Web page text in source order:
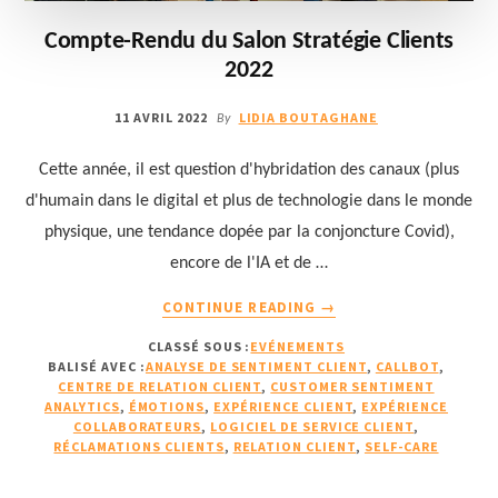
Compte-Rendu du Salon Stratégie Clients
2022
11 AVRIL 2022 By LIDIA BOUTAGHANE
Cette année, il est question d'hybridation des canaux (plus
d'humain dans le digital et plus de technologie dans le monde
physique, une tendance dopée par la conjoncture Covid),
encore de l'IA et de …
CONTINUE READING
RENDU
DU
SALON
STRATÉGIE
CLIENTS
→
CLASSÉ SOUS : EVÉNEMENTS
BALISÉ AVEC :ANALYSE DE SENTIMENT CLIENT, CALLBOT,
CENTRE DE RELATION CLIENT, CUSTOMER SENTIMENT
ANALYTICS, ÉMOTIONS, EXPÉRIENCE CLIENT, EXPÉRIENCE
COLLABORATEURS, LOGICIEL DE SERVICE CLIENT,
RÉCLAMATIONS CLIENTS, RELATION CLIENT, SELF-CARE